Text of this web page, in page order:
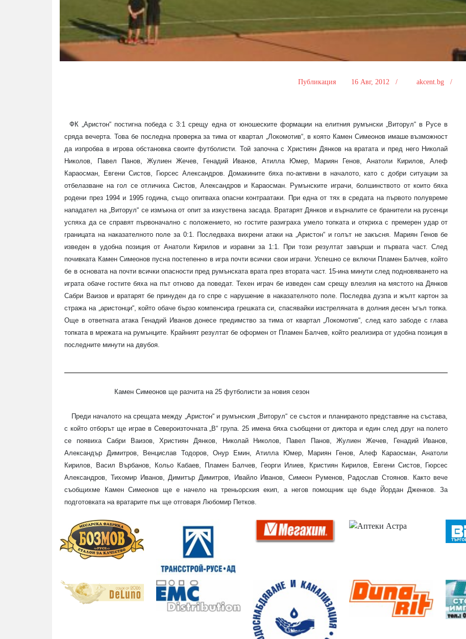
Публикация 16 Авг, 2012 / akcent.bg /
ФК „Аристон“ постигна победа с 3:1 срещу една от юношеските формации на елитния румънски „Виторул“ в Русе в
сряда вечерта. Това бе последна проверка за тима от квартал „Локомотив“, в която Камен Симеонов имаше възможност
да изпробва в игрова обстановка своите футболисти. Той започна с Християн Дянков на вратата и пред него Николай
Николов, Павел Панов, Жулиен Жечев, Генадий Иванов, Атилла Юмер, Мариян Генов, Анатоли Кирилов, Алеф
Караосман, Евгени Систов, Гюрсес Александров. Домакините бяха по-активни в началото, като с добри ситуации за
отбелазване на гол се отличиха Систов, Александров и Караосман. Румънските играчи, болшинството от които бяха
родени през 1994 и 1995 година, също опитваха опасни контраатаки. При една от тях в средата на първото полувреме
нападател на „Виторул“ се измъкна от опит за изкуствена засада. Вратарят Дянков и върналите се бранители на русенци
успяха да се справят първоначално с положението, но гостите разиграха умело топката и откриха с премерен удар от
границата на наказателното поле за 0:1. Последваха вихрени атаки на „Аристон“ и голът не закъсня. Мариян Генов бе
изведен в удобна позиция от Анатоли Кирилов и изравни за 1:1. При този резултат завърши и първата част. След
почивката Камен Симеонов пусна постепенно в игра почти всички свои играчи. Успешно се включи Пламен Балчев, който
бе в основата на почти всички опасности пред румънската врата през втората част. 15-ина минути след подновяването на
играта обаче гостите бяха на път отново да поведат. Техен играч бе изведен сам срещу влезлия на мястото на Дянков
Сабри Ваизов и вратарят бе принуден да го спре с нарушение в наказателното поле. Последва дузпа и жълт картон за
стража на „аристонци“, който обаче бързо компенсира грешката си, спасявайки изстреляната в долния десен ъгъл топка.
Още в ответната атака Генадий Иванов донесе предимство за тима от квартал „Локомотив“, след като забоде с глава
топката в мрежата на румънците. Крайният резултат бе оформен от Пламен Балчев, който реализира от удобна позиция в
последните минути на двубоя.
Камен Симеонов ще разчита на 25 футболисти за новия сезон
Преди началото на срещата между „Аристон“ и румънския „Виторул“ се състоя и планираното представяне на състава,
с който отборът ще играе в Североизточната „В“ група. 25 имена бяха съобщени от диктора и един след друг на полето
се появиха Сабри Ваизов, Християн Дянков, Николай Николов, Павел Панов, Жулиен Жечев, Генадий Иванов,
Александър Димитров, Венцислав Тодоров, Онур Емин, Атилла Юмер, Мариян Генов, Алеф Караосман, Анатоли
Кирилов, Васил Върбанов, Кольо Кабаев, Пламен Балчев, Георги Илиев, Кристиян Кирилов, Евгени Систов, Гюрсес
Александров, Тихомир Иванов, Димитър Димитров, Ивайло Иванов, Симеон Руменов, Радослав Стоянов. Както вече
съобщихме Камен Симеонов ще е начело на треньорския екип, а негов помощник ще бъде Йордан Дженков. За
подготовката на вратарите пък ще отговаря Любомир Петков.